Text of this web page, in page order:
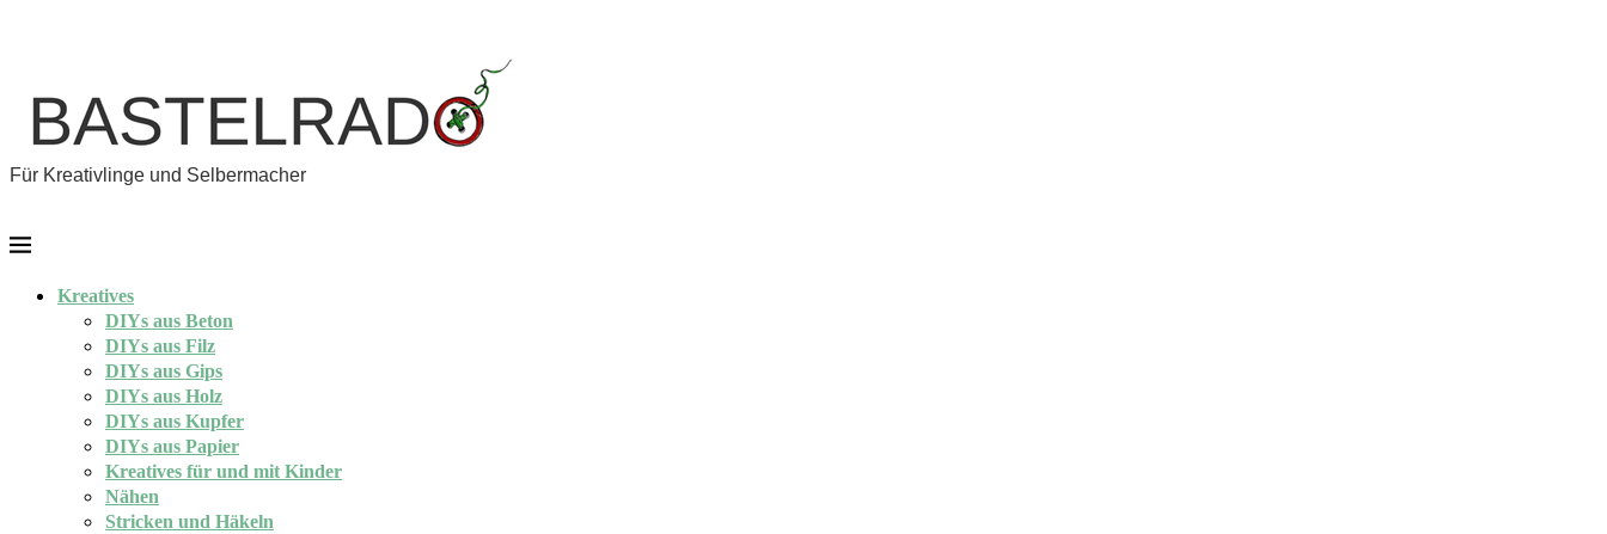
Für Kreativlinge und Selbermacher
Kreatives
DIYs aus Beton
DIYs aus Filz
DIYs aus Gips
DIYs aus Holz
DIYs aus Kupfer
DIYs aus Papier
Kreatives für und mit Kinder
Nähen
Stricken und Häkeln